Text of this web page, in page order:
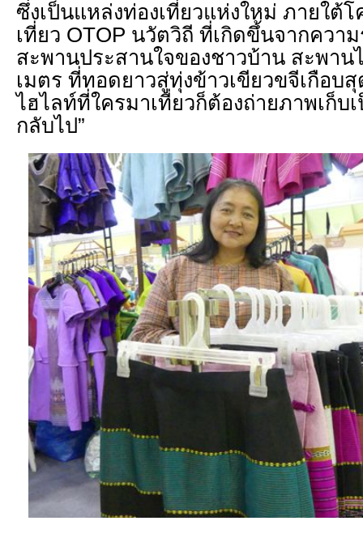
ซึ่งเป็นแหล่งท่องเที่ยวแห่งใหม่ ภายใต้
เที่ยว OTOP นวัตวิถี ที่เกิดขึ้นจากควา
สะพานประสานใจของชาวบ้าน สะพาน
เมตร ที่ทอดยาวสู่ทุ่งข้าวเขียวขจีเกือบ
ไฮไลท์ที่ใครมาเที่ยวก็ต้องถ่ายภาพเก็บ
กลับไป”